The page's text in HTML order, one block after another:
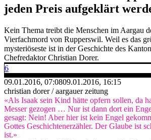
jeden Preis aufgeklärt
Kein Thema treibt die Menschen im Aargau
Vierfachmord von Rupperswil. Weil es das
mysteriöseste ist in der Geschichte des
Chefredaktor Christian Dorer.
6
09.01.2016, 07:0809.01.2016, 16:15
christian dorer / aargauer zeitung
«Als Isaak sein Kind hätte opfern sollen, da
Messer gezogen … Nur ist dann dort ein
gesagt: Nein! Aber hier ist kein Engel
Gottes Geschichtenerzähler. Der Glaube ist
ist.»